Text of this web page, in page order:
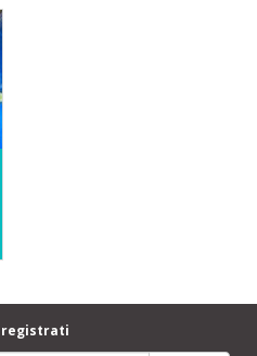
registrati